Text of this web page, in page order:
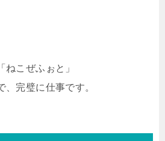
ねこぜふぉと」
、完璧に仕事です。